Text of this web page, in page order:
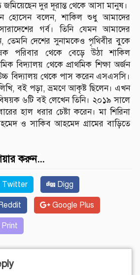
দুর দূরান্ত থেকে আসা মানুষ।
হোসেন বলেন, শাকিল শুধু আমাদের
গর্ব। তিনি যেমন আমাদের
তেমনি দেশের সুনামকেও পৃথিবীর বুকে
পরিবার থেকে বেড়ে উঠা শাকিল
বিদ্যালয় থেকে প্রাথমিক শিক্ষা অর্জন
বিদ্যালয় থেকে পাস করেন এসএসসি।
বই পড়া, ভ্রমণে আকৃষ্ট ছিলেন। এখন
৬টি বই লেখেন তিনি। ২০১৯ সালে
হাল ধরার চেষ্টা করেন। মা শিরিনা
ও সাকিব আহমেদ গ্রামের বাড়িতে
করুন...
Twitter Digg
Google Plus
Print